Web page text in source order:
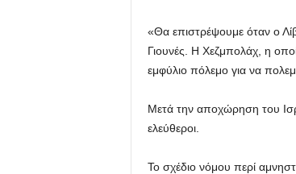
«Θα επιστρέψουμε όταν ο
Γιουνές. Η Χεζμπολάχ, η
εμφύλιο πόλεμο για να
Μετά την αποχώρηση του
ελεύθεροι.
Το σχέδιο νόμου περί